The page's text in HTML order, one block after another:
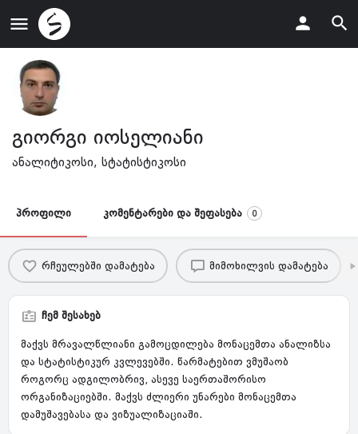
გიორგი იოსელიანი
ანალიტიკოსი, სტატისტიკოსი
პროფილი კომენტარები და შეფასება 0
რჩეულებში დამატება მიმოხილვის დამატება
ჩემ შესახებ
მაქვს მრავალწლიანი გამოცდილება მონაცემთა ანალიზსა
და სტატისტიკურ კვლევებში. წარმატებით ვმუშაობ
როგორც ადგილობრივ, ასევე საერთაშორისო
ორგანიზაციებში. მაქვს ძლიერი უნარები მონაცემთა
დამუშავებასა და ვიზუალიზაციაში.